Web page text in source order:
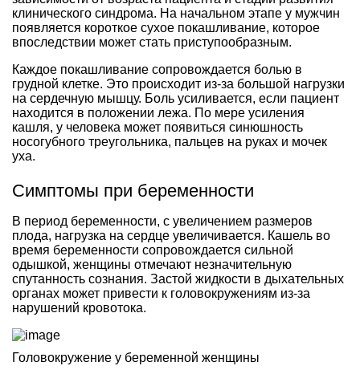
клинического синдрома. На начальном этапе у мужчин
появляется короткое сухое покашливание, которое
впоследствии может стать приступообразным.
Каждое покашливание сопровождается болью в
грудной клетке. Это происходит из-за большой нагрузки
на сердечную мышцу. Боль усиливается, если пациент
находится в положении лежа. По мере усиления
кашля, у человека может появиться синюшность
носогубного треугольника, пальцев на руках и мочек
уха.
Симптомы при беременности
В период беременности, с увеличением размеров
плода, нагрузка на сердце увеличивается. Кашель во
время беременности сопровождается сильной
одышкой, женщины отмечают незначительную
спутанность сознания. Застой жидкости в дыхательных
органах может привести к головокружениям из-за
нарушений кровотока.
Головокружение у беременной женщины